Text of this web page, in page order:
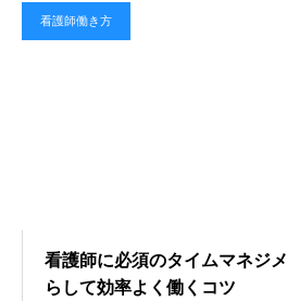
看護師働き方
看護師に必須のタイムマネジ
らして効率よく働くコツ